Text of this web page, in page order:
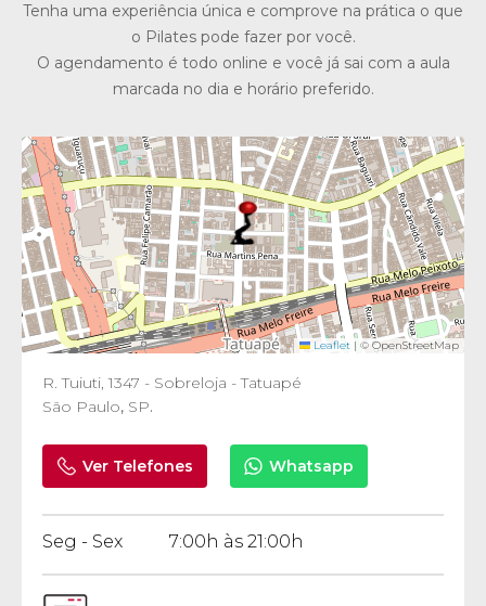
Tenha uma experiência única e comprove na prática o que
o Pilates pode fazer por você.
O agendamento é todo online e você já sai com a aula
marcada no dia e horário preferido.
Leaflet | © OpenStreetMap
R. Tuiuti, 1347 - Sobreloja - Tatuapé
São Paulo, SP.
Ver Telefones Whatsapp
Seg - Sex 7:00h às 21:00h